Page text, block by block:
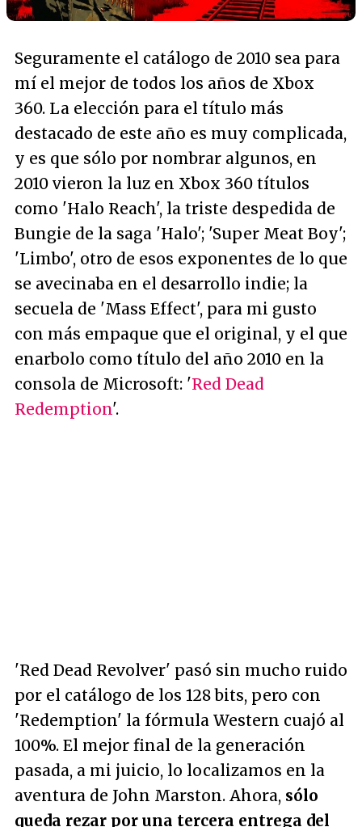
Seguramente el catálogo de 2010 sea para
mí el mejor de todos los años de Xbox
360. La elección para el título más
destacado de este año es muy complicada,
y es que sólo por nombrar algunos, en
2010 vieron la luz en Xbox 360 títulos
como 'Halo Reach', la triste despedida de
Bungie de la saga 'Halo'; 'Super Meat Boy';
'Limbo', otro de esos exponentes de lo que
se avecinaba en el desarrollo indie; la
secuela de 'Mass Effect', para mi gusto
con más empaque que el original, y el que
enarbolo como título del año 2010 en la
consola de Microsoft: 'Red Dead
Redemption'.
'Red Dead Revolver' pasó sin mucho ruido
por el catálogo de los 128 bits, pero con
'Redemption' la fórmula Western cuajó al
100%. El mejor final de la generación
pasada, a mi juicio, lo localizamos en la
aventura de John Marston. Ahora, sólo
queda rezar por una tercera entrega del